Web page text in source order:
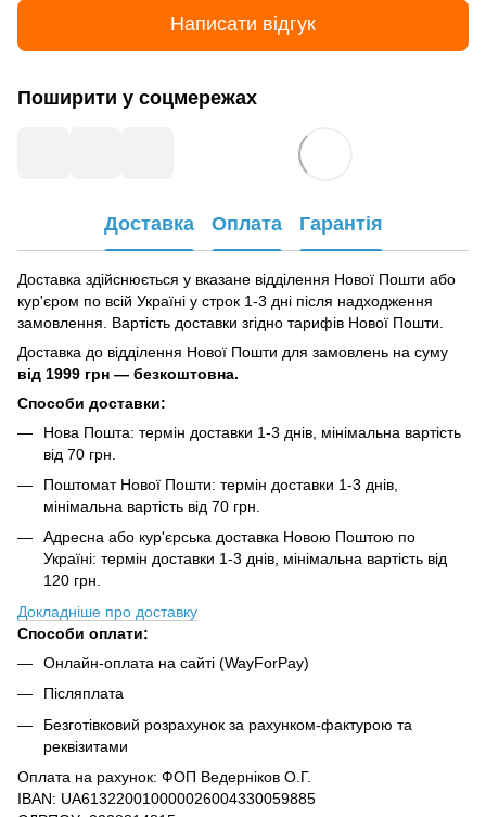
Написати відгук
Поширити у соцмережах
Доставка Оплата Гарантія
Доставка здійснюється у вказане відділення Нової Пошти або
кур'єром по всій Україні у строк 1-3 дні після надходження
замовлення. Вартість доставки згідно тарифів Нової Пошти.
Доставка до відділення Нової Пошти для замовлень на суму
від 1999 грн — безкоштовна.
Способи доставки:
Нова Пошта: термін доставки 1-3 днів, мінімальна вартість
від 70 грн.
Поштомат Нової Пошти: термін доставки 1-3 днів,
мінімальна вартість від 70 грн.
Адресна або кур'єрська доставка Новою Поштою по
Україні: термін доставки 1-3 днів, мінімальна вартість від
120 грн.
Докладніше про доставку
Способи оплати:
Онлайн-оплата на сайті (WayForPay)
Післяплата
Безготівковий розрахунок за рахунком-фактурою та
реквізитами
Оплата на рахунок: ФОП Ведерніков О.Г.
IBAN: UA613220010000026004330059885